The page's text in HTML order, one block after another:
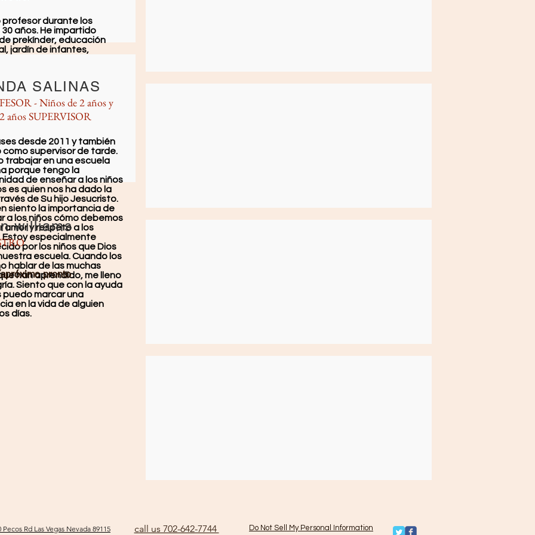
profesor durante los
años. He impartido
prekínder, educación
jardín de infantes,
de especialista en
Soy madre de seis
niños, de entre 4 y 15
perros goldendoodle y
en una escuela cristiana
a los niños acerca
es nuestronúmerouna
A través depara él todas
sonposible
SALINAS
- Niños de 2 años y
2 años SUPERVISOR
desde 2011 y también
como supervisor de tarde.
trabajar en una escuela
porque tengo la
de enseñar a los niños
es quien nos ha dado la
de Su hijo Jesucristo.
siento la importancia de
a los niños cómo debemos
amor y respeto a los
Estoy especialmente
por los niños que Dios
escuela. Cuando los
hablar de las muchas
han aprendido, me lleno
Siento que con la ayuda
puedo marcar una
en la vida de alguien
días.
williams
próximopronto
Rd Las Vegas Nevada 89115 call us 702-642-7744 Do Not Sell My Personal Information